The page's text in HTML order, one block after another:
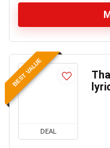
BEST VALUE
DEAL